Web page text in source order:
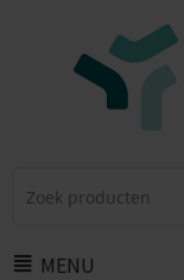
MENU